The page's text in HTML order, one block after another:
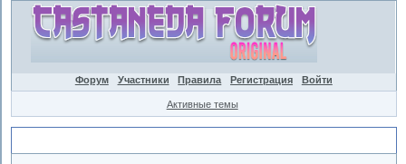
Форум Участники Правила Регистрация Войти
Активные темы